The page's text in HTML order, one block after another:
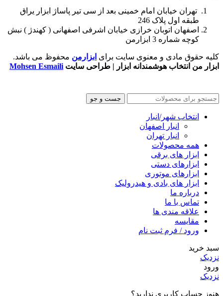
تهران خیابان امام خمینی بعد از سی تیر پاساژ ابزار یراق
طبقه اول پلاک 246
اصفهان اتوبان خرازی خیابان اشرفی اصفهانی ( کهندژ ) نبش
کوچه شماره 3 ابزارمن
کلیه حقوق مادی و معنوی سایت برای ابزارمن محفوظ می‌ باشد.
ابزار من انتخاب هوشمندانه ابزار | طراحی سایتMohsen Esmaili
جست و جو
انتخاب شهر/انبار
انبار اصفهان
انبار تهران
همه محصولات
ابزار های برقی
ابزارهای دستی
ابزارهای موتوری
ابزار های بادی و هیدرولیک
درباره ما
تماس با ما
علاقه مندی ها
مقایسه
ورود / فرم ثبت نام
سبد خرید
نزدیک
ورود
نزدیک
هنوز حساب کاربری ندارید؟